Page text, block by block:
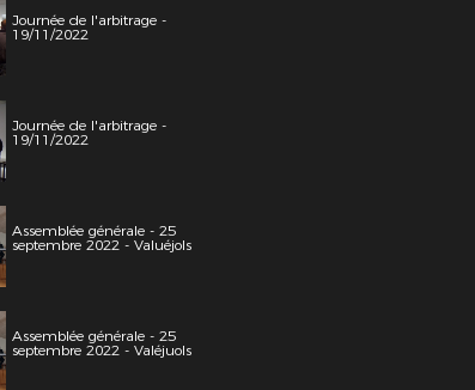
Journée de l'arbitrage -
19/11/2022
Journée de l'arbitrage -
19/11/2022
Assemblée générale - 25
septembre 2022 - Valuéjols
Assemblée générale - 25
septembre 2022 - Valéjuols